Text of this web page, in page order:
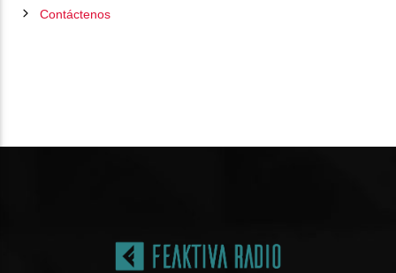
Contáctenos